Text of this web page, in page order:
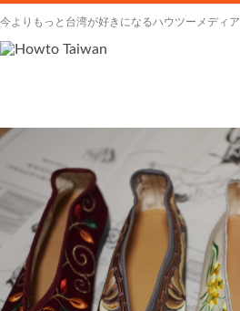
今よりもっと台湾が好きになるハウツーメディア